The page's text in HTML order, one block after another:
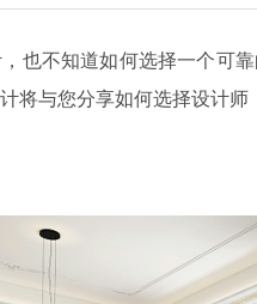
也不知道如何选择一个可
将与您分享如何选择设计师